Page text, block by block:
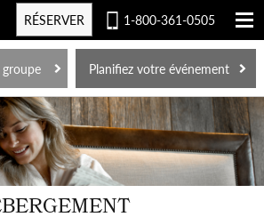
EN
1-800-361-0505
RÉSERVER
Planifiez votre événement